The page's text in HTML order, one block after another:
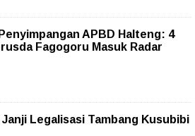
APBD Halteng: 4
Fagogoru Masuk Radar
Janji Legalisasi Tambang Kusubibi